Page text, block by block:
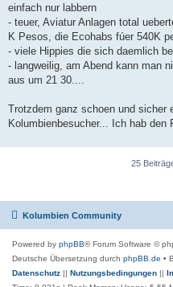
einfach nur labbern
- teuer, Aviatur Anlagen total
K Pesos, die Ecohabs fúer 540K
- viele Hippies die sich daemlich
- langweilig, am Abend kann man
aus um 21 30....
Trotzdem ganz schoen und sicher
Kolumbienbesucher... Ich hab den
25
Kolumbien Community
Powered by phpBB® Forum Software ©
Deutsche Übersetzung durch phpBB.de •
Datenschutz || Nutzungsbedingungen ||